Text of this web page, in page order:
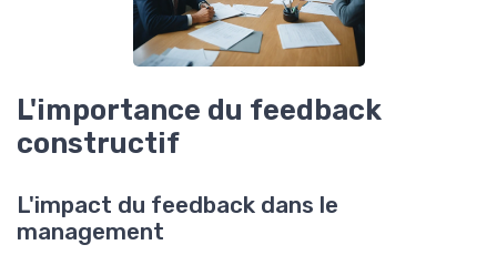
L'importance du feedback
constructif
L'impact du feedback dans le
management